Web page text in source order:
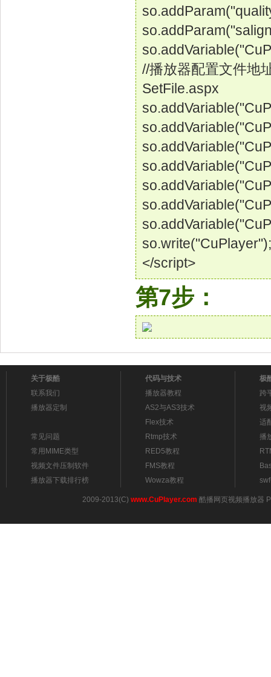
//播放器配置文件地
SetFile.aspx
so.write("CuPlayer");
</script>
第7步：
关于极酷
联系我们
播放器定制
常见问题
常用MIME类型
视频文件压制软件
播放器下载排行榜
代码与技术
播放器教程
AS2与AS3技术
Flex技术
Rtmp技术
RED5教程
FMS教程
Wowza教程
极
跨
视
适
播
2009-2013(C) www.CuPlayer.com 酷播网页视频播放器